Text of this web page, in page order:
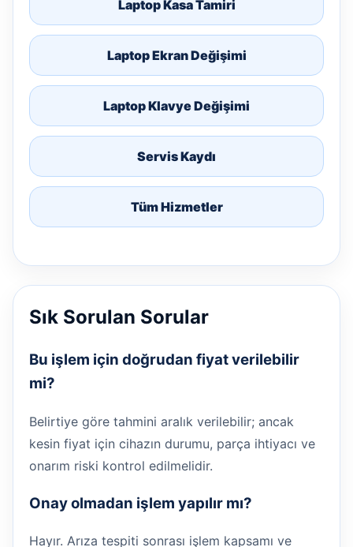
Laptop Kasa Tamiri
Laptop Ekran Değişimi
Laptop Klavye Değişimi
Servis Kaydı
Tüm Hizmetler
Sık Sorulan Sorular
Bu işlem için doğrudan fiyat verilebilir
mi?
Belirtiye göre tahmini aralık verilebilir; ancak
kesin fiyat için cihazın durumu, parça ihtiyacı ve
onarım riski kontrol edilmelidir.
Onay olmadan işlem yapılır mı?
Hayır. Arıza tespiti sonrası işlem kapsamı ve